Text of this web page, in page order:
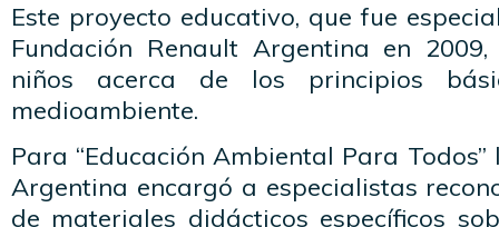
Este proyecto educativo, que fue
Fundación Renault Argentina en
niños acerca de los principios
medioambiente.
Para “Educación Ambiental Para
Argentina encargó a especialistas
de materiales didácticos específicos